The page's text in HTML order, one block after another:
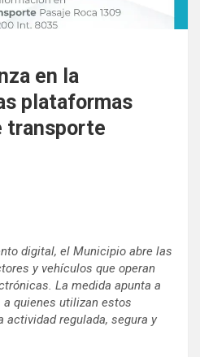
en la
plataformas
transporte
digital, el Municipio abre las
y vehículos que operan
La medida apunta a
quienes utilizan estos
actividad regulada, segura y